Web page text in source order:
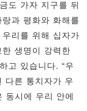
도 가자 지구를 뒤
과 평화와 화해를
리를 위해 십자가
생명이 강력한
고 있습니다. “우
다른 통치자가 우
동시에 우리 안에